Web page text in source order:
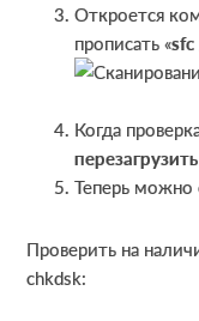
Откроется
прописать «sfc
Когда
Теперь можно
Проверить на
chkdsk: